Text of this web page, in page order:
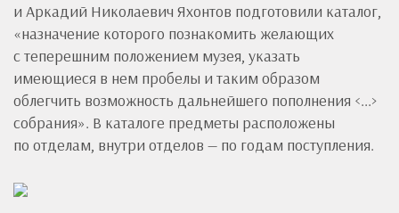
и Аркадий Николаевич Яхонтов подготовили каталог,
«назначение которого познакомить желающих
с теперешним положением музея, указать
имеющиеся в нем пробелы и таким образом
облегчить возможность дальнейшего пополнения <...>
собрания». В каталоге предметы расположены
по отделам, внутри отделов — по годам поступления.